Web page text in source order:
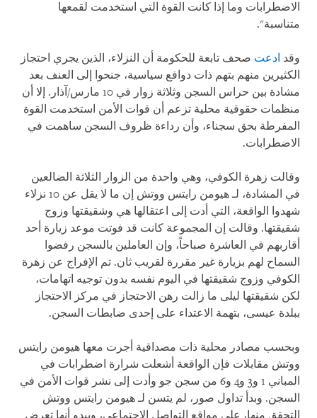
الاضطرابات وما إذا كانت القوة التي استخدمت لقمعها
متناسبة".
وقد ادعت صحف تابعة للحكومة أن النزلاء، الذين يجري احتجاز
الكثيرين منهم بتهم ذات دوافع سياسية، جنحوا إلى العنف بعد
مشادة بين حراس السجن وثلاثة زوار في 10 مارس/آذار. إلا أن
منظمات حقوقية محلية تزعم أن قوات الأمن استخدمت القوة
المفرطة بحق سجناء، وأن رداءة ظروف السجن ساهمت في
الاضطرابات.
وقالت زهرة الكوفي، وهي واحدة من الزوار الثلاثة الضالعين
في المشادة، لـ هيومن رايتس ووتش إن ما لا يقل عن 10 نزلاء
شهدوا الواقعة، التي أدت إلى اعتقالها هي وشقيقتها وزوج
شقيقتها. وقالت إن المجموعة كانت قد فوتت موعد زيارة أحد
أقاربهم في العاشرة صباحاً، وإن العاملين بالسجن رفضوا
السماح لهم بزيارة غير مقررة لقريب ثان. تم الإفراج عن زهرة
الكوفي وزوج شقيقتها في اليوم نفسه بدون توجيه اتهامات،
لكن شقيقتها ليلى ما زالت رهن الاحتجاز في مركز الاحتجاز
ببلدة عيسى، بتهمة الاعتداء على إحدى ضابطات السجن.
وبحسب مصادر محلية ذات مصداقية أجرت معها هيومن رايتس
ووتش مقابلات فإن الواقعة أشعلت شرارة اضطرابات في
المباني 1 و3 و4 و6 من سجن جو وأدت إلى نشر قوات الأمن في
السجن. وبدأ تداول صور، لم يتسن لـ هيومن رايتس ووتش